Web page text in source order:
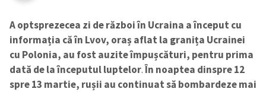
A optsprezecea zi de război în Ucraina a început cu
informația că în Lvov, oraș aflat la granița Ucrainei
cu Polonia, au fost auzite împușcături, pentru prima
dată de la începutul luptelor.În noaptea dinspre 12
spre 13 martie, rușii au continuat să bombardeze mai